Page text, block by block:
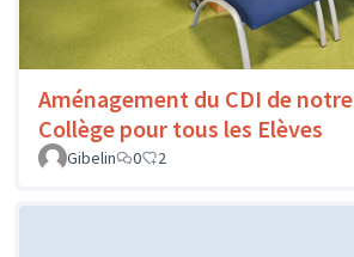
Aménagement du CDI de notre
Collège pour tous les Elèves
Gibelin
0 2